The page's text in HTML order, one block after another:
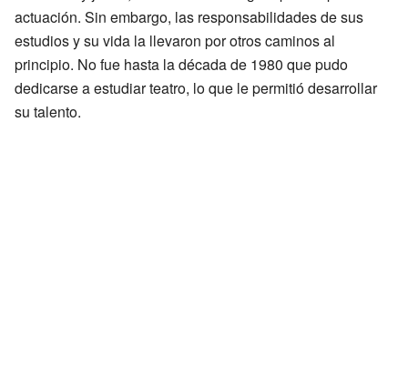
actuación. Sin embargo, las responsabilidades de sus
estudios y su vida la llevaron por otros caminos al
principio. No fue hasta la década de 1980 que pudo
dedicarse a estudiar teatro, lo que le permitió desarrollar
su talento.